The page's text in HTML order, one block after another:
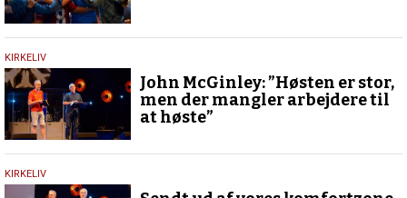
6.
august
2023
KIRKELIV
John McGinley: ”Høsten er stor,
men der mangler arbejdere til
at høste”
25.
KIRKELIV